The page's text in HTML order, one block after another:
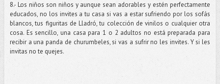
8.- Los niños son niños y aunque sean adorables y estén perfectamente
educados, no los invites a tu casa si vas a estar sufriendo por los sofás
blancos, tus figuritas de Lladró, tu colección de vinilos o cualquier otra
cosa. Es sencillo, una casa para 1 o 2 adultos no está preparada para
recibir a una panda de churumbeles, si vas a sufrir no les invites. Y si les
invitas no te quejes.